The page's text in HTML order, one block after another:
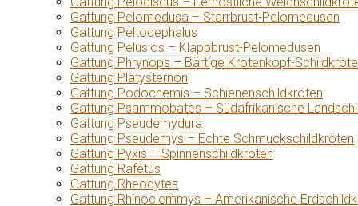
Gattung Pelomedusa – Starrbrust-Pelomedusen
Gattung Peltocephalus
Gattung Pelusios – Klappbrust-Pelomedusen
Gattung Phrynops – Bärtige Krötenkopf-
Gattung Platysternon
Gattung Podocnemis – Schienenschildkröten
Gattung Psammobates – Südafrikanische
Gattung Pseudemydura
Gattung Pseudemys – Echte Schmuckschildkröten
Gattung Pyxis – Spinnenschildkröten
Gattung Rafetus
Gattung Rheodytes
Gattung Rhinoclemmys – Amerikanische